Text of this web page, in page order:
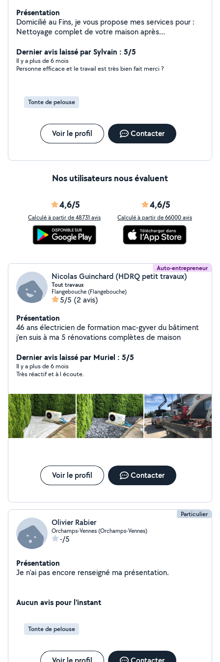
Présentation
Domicilié au Fins, je vous propose mes services pour :
Nettoyage complet de votre maison après
Lavage de vitres, portes vitrées, vérandas. Tonte de
pelouse, tailles bordures, taille haies. Désherbage.
Montage, démontage de meubles. Quelque menus
Dernier avis laissé par Sylvain : 5/5
Il y a plus de 6 mois
Personne efficace et le travail est très bien fait merci ?
Tonte de pelouse
Voir le profil Contacter
Nos utilisateurs nous évaluent
4,6/5
Calculé à partir de 48731 avis
4,6/5
Calculé à partir de 66000 avis
Auto-entrepreneur
Nicolas Guinchard (HDRQ petit travaux)
Tout travaux
Flangebouche (Flangebouche)
5/5 (2 avis)
Présentation
46 ans électricien de formation mac-gyver du bâtiment
j'en suis à ma 5 rénovations complètes de maison
Dernier avis laissé par Muriel : 5/5
Il y a plus de 6 mois
Très réactif et à l écoute.
Voir le profil Contacter
Particulier
Olivier Rabier
Orchamps-Vennes (Orchamps-Vennes)
-/5
Présentation
Je n'ai pas encore renseigné ma présentation.
Aucun avis pour l'instant
Tonte de pelouse